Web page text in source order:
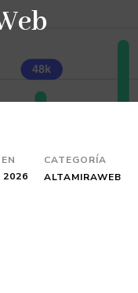
2026
CATEGORÍA
ALTAMIRAWEB